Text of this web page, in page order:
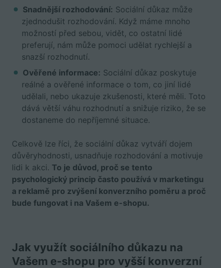
Snadnější rozhodování: Sociální důkaz může
zjednodušit rozhodování. Když máme mnoho
možností před sebou, vidět, co ostatní lidé
preferují, nám může pomoci udělat rychlejší a
snazší rozhodnutí.
Ověřené informace: Sociální důkaz poskytuje
reálné a ověřené informace o tom, co jiní lidé
udělali, nebo ukazuje zkušenosti, které měli. Toto
dává větší váhu rozhodnutí a snižuje riziko, že se
dostaneme do nepříjemné situace.
Celkově lze říci, že sociální důkaz vytváří dojem
důvěryhodnosti, usnadňuje rozhodování a motivuje
lidi k akci. To je důvod, proč se tento
psychologický princip často používá v marketingu
a reklamě pro zvýšení konverzního poměru a proč
bude fungovat i na Vašem e-shopu.
Jak využít sociálního důkazu na
Vašem e-shopu pro vyšší konverzní